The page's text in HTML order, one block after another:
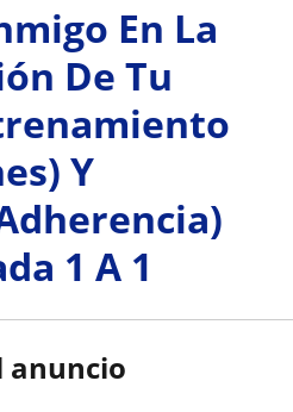
En La
De Tu
Y
1 A 1
anuncio